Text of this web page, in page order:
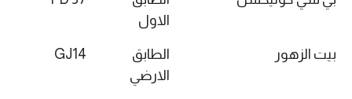
الاول
بيت الزهور
الطابق
الارضي
GJ14